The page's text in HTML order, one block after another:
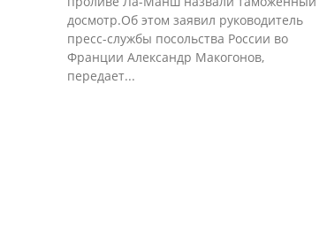
досмотр.Об этом заявил руководитель
пресс-службы посольства России во
Франции Александр Макогонов,
передает...